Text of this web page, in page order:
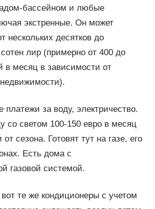
бассейном и любые
экстренные. Он может
нескольких десятков до
сотен лир (примерно от 400 до
в месяц в зависимости от
за воду, электричество.
со светом 100-150 евро в месяц
сезона. Готовят тут на газе, его
Есть дома с
газовой системой.
вот те же кондиционеры с учетом